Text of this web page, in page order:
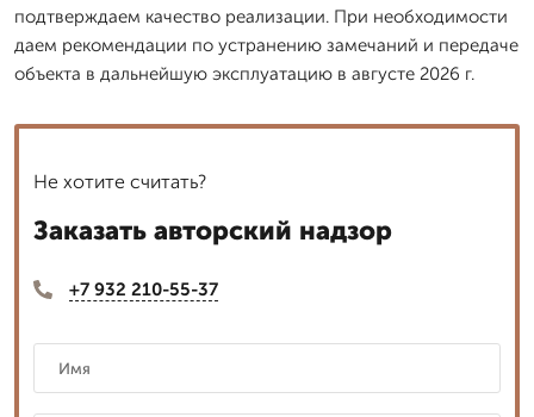
подтверждаем качество реализации. При необходимости
даем рекомендации по устранению замечаний и передаче
объекта в дальнейшую эксплуатацию в августе 2026 г.
Не хотите считать?
Заказать авторский надзор
+7 932 210-55-37